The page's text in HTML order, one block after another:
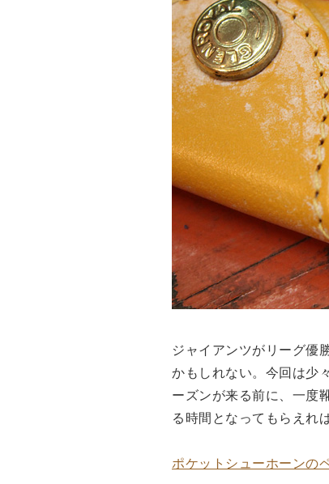
ジャイアンツがリーグ優
かもしれない。今回は少
ーズンが来る前に、一度
る時間となってもらえれ
ポケットシューホーンの